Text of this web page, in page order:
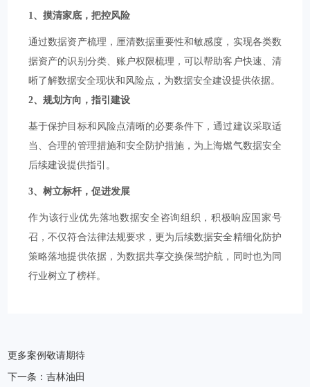
1、摸清家底，把控风险
通过数据资产梳理，厘清数据重要性和敏感度，实现各类数
据资产的识别分类、账户权限梳理，可以帮助客户快速、清
晰了解数据安全现状和风险点，为数据安全建设提供依据。
2、规划方向，指引建设
基于保护目标和风险点清晰的必要条件下，通过建议采取适
当、合理的管理措施和安全防护措施，为上海燃气数据安全
后续建设提供指引。
3、树立标杆，促进发展
作为该行业优先落地数据安全咨询组织，积极响应国家号
召，不仅符合法律法规要求，更为后续数据安全精细化防护
策略落地提供依据，为数据共享交换保驾护航，同时也为同
行业树立了榜样。
更多案例敬请期待
下一条：吉林油田